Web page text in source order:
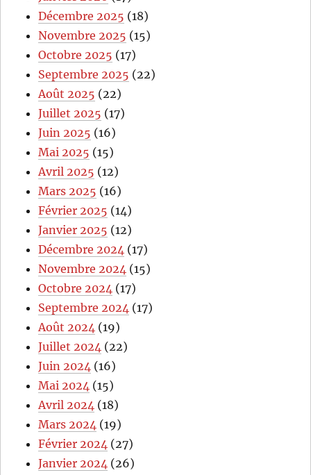
Décembre 2025 (18)
Novembre 2025 (15)
Octobre 2025 (17)
Septembre 2025 (22)
Août 2025 (22)
Juillet 2025 (17)
Juin 2025 (16)
Mai 2025 (15)
Avril 2025 (12)
Mars 2025 (16)
Février 2025 (14)
Janvier 2025 (12)
Décembre 2024 (17)
Novembre 2024 (15)
Octobre 2024 (17)
Septembre 2024 (17)
Août 2024 (19)
Juillet 2024 (22)
Juin 2024 (16)
Mai 2024 (15)
Avril 2024 (18)
Mars 2024 (19)
Février 2024 (27)
Janvier 2024 (26)